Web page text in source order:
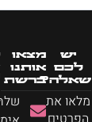
מצאו
אותנו
ברשת
יש
לכם
שאלה?
מלאו את